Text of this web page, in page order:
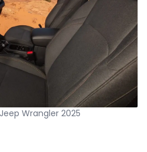
Wrangler 2025